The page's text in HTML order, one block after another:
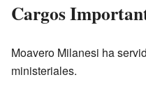
Cargos
Moavero Milanesi ha
ministeriales.